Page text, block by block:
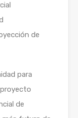
de
para
de